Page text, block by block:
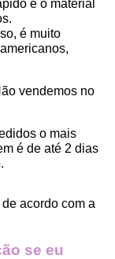
e o material
é muito
vendemos no
o mais
é de até 2 dias
acordo com a
se eu